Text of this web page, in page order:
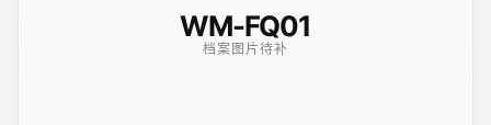
WM-FQ01
档案图片待补